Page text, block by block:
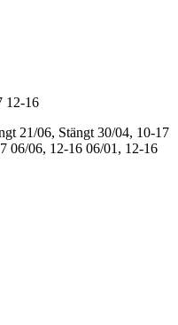
12-16
21/06, Stängt 30/04, 10-17
06/06, 12-16 06/01, 12-16